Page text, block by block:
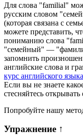
Для слова "familial"
русским словом
(которая связана с
можете представить,
пониманию слова
"семейный" —
запомнить
английские слова и
курс английского языка
Если вы не знаете
стесняйтесь
Попробуйте нашу
Упражнение ↑